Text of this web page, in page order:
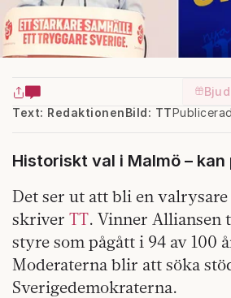
Text: RedaktionenBild: TT
Historiskt val i Malmö – kan
Det ser ut att bli en
skriver TT. Vinner Alliansen
styre som pågått i 94 av 100
Moderaterna blir att söka
Sverigedemokraterna.